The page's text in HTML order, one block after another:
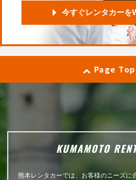
今すぐレンタカーを
Page Top
KUMAMOTO
熊本レンタカーでは、お客様のニーズに